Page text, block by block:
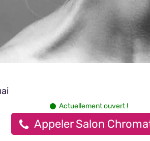
Actuellement ouvert !
Appeler Salon